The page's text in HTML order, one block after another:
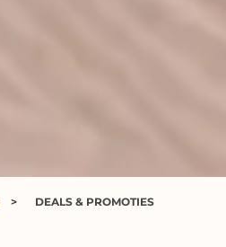
> DEALS & PROMOTIES